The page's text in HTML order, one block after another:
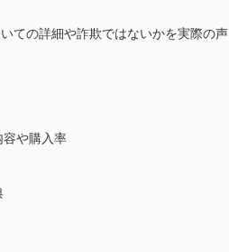
ての詳細や詐欺ではないかを実際の声
や購入率